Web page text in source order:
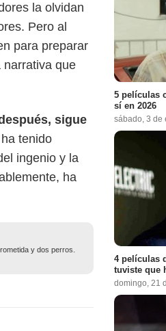
la olvidan
Pero al
para preparar
narrativa que
sigue
tenido
ingenio y la
ha
y dos perros.
5 películas
sí en 2026
sábado, 3 de
4 películas
tuviste que
domingo, 21